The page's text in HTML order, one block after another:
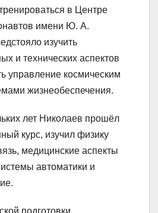
в Центре
имени Ю. А.
изучить
и технических аспектов
управление космическим
жизнеобеспечения.
лет Николаев прошёл
курс, изучил физику
медицинские аспекты
автоматики и